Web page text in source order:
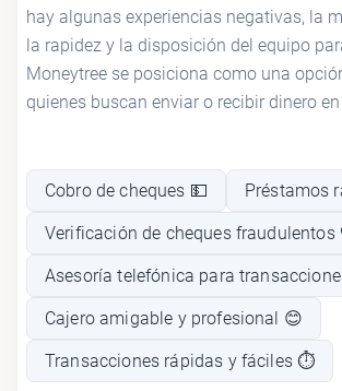
hay algunas experiencias negativas, la
la rapidez y la disposición del equipo
Moneytree se posiciona como una
quienes buscan enviar o recibir dinero en
Cobro de cheques 💵 Préstamos
Verificación de cheques fraudulentos
Asesoría telefónica para
Cajero amigable y profesional 😊
Transacciones rápidas y fáciles ⏱️